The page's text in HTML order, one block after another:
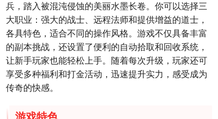
兵，踏入被混沌侵蚀的美丽水墨长卷。你可以选择三
大职业：强大的战士、远程法师和提供增益的道士，
各具特色，适合不同的操作风格。游戏不仅具备丰富
的副本挑战，还设置了便利的自动拾取和回收系统，
让新手玩家也能轻松上手。随着每次升级，玩家还可
享受多种福利和打金活动，迅速提升实力，感受成为
传奇的快感。